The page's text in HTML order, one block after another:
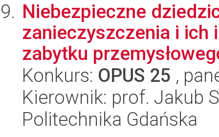
Niebezpieczne
zanieczyszczenia i
zabytku
Konkurs: OPUS 25 ,
Kierownik: prof. Jakub
Politechnika Gdańska